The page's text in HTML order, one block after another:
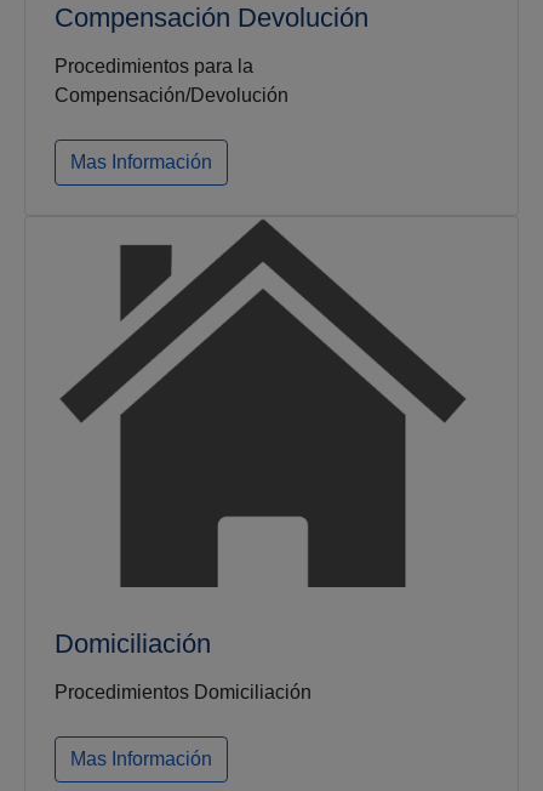
Compensación Devolución
Procedimientos para la
Compensación/Devolución
Mas Información
Domiciliación
Procedimientos Domiciliación
Mas Información